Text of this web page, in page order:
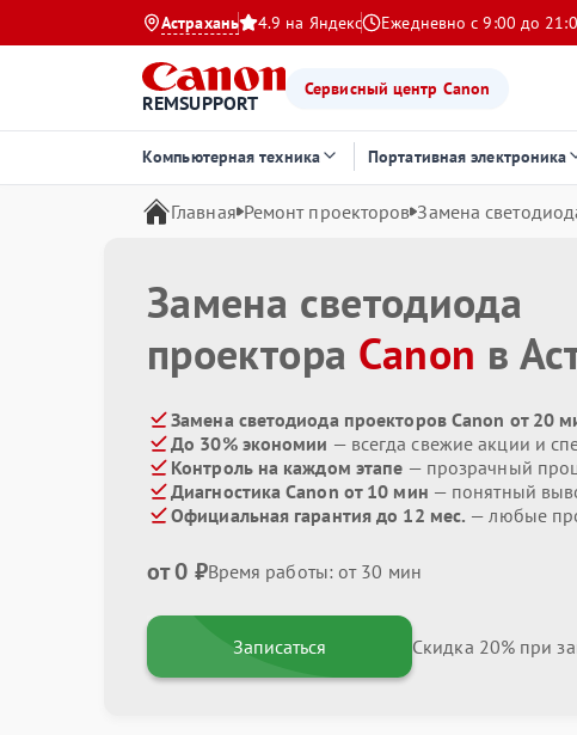
Астрахань 4.9 на Яндекс Ежедневно с 9:00 до
REMSUPPORT
Сервисный центр Canon
Компьютерная техника Портативная электроника
Главная Ремонт проекторов Замена
Замена светодиода
проектора Canon в
Замена светодиода проекторов Canon от 20
До 30% экономии — всегда свежие акции и
Контроль на каждом этапе — прозрачный
Диагностика Canon от 10 мин — понятный
Официальная гарантия до 12 мес. — любые
от 0 ₽Время работы: от 30 мин
Записаться Скидка 20% при